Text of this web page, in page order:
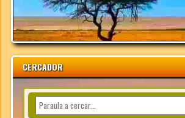
CERCADOR